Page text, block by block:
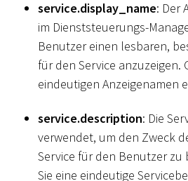
service.display_name: Der
im Dienststeuerungs-
Benutzer einen lesbaren,
für den Service anzuzeigen.
eindeutigen Anzeigenamen
service.description: Die
verwendet, um den Zweck
Service für den Benutzer zu
Sie eine eindeutige